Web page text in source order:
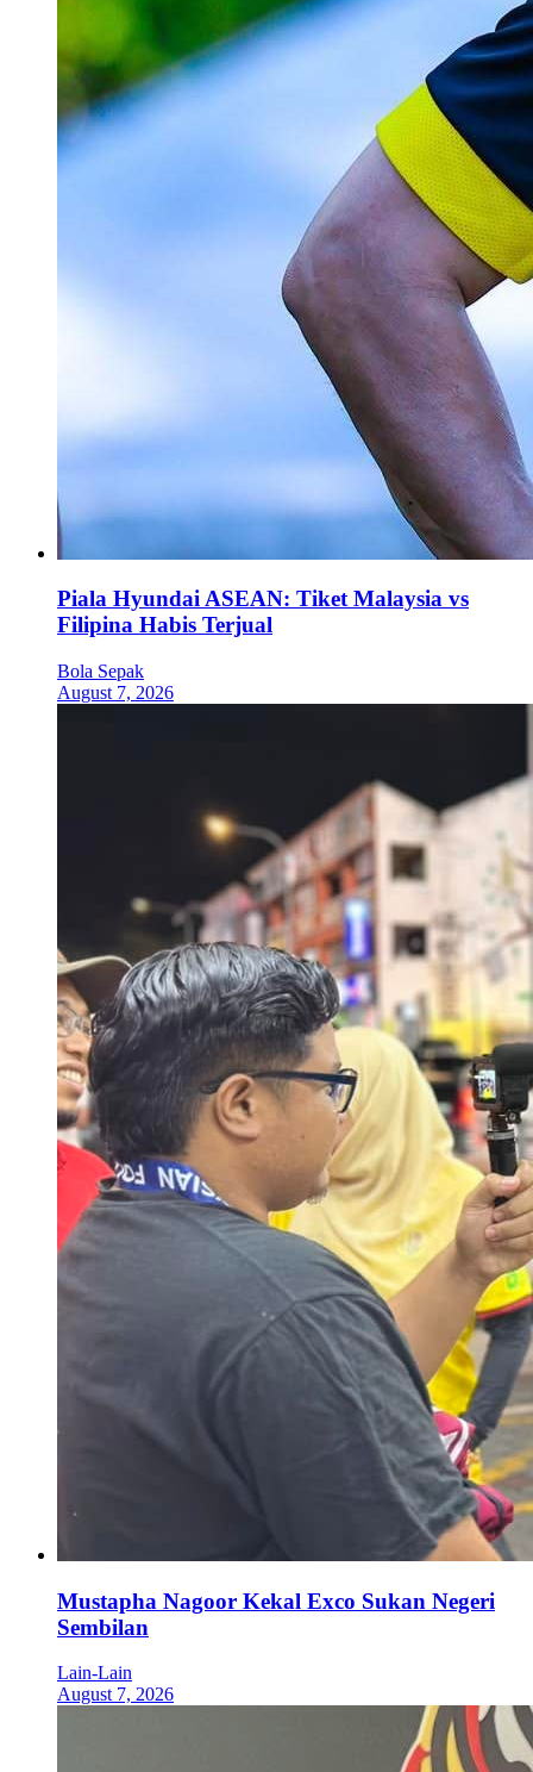
Piala Hyundai ASEAN: Tiket Malaysia vs
Filipina Habis Terjual
Bola Sepak
August 7, 2026
Mustapha Nagoor Kekal Exco Sukan Negeri
Sembilan
Lain-Lain
August 7, 2026